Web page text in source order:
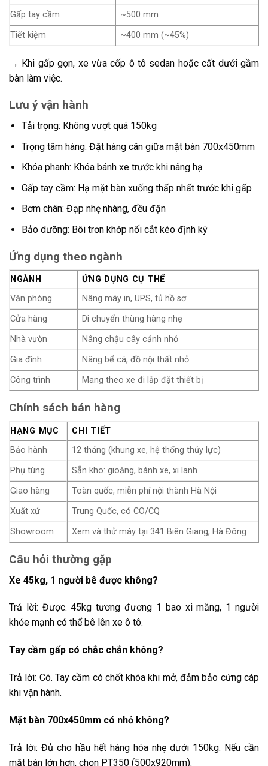
Gấp tay cầm
~500 mm
Tiết kiệm
~400 mm (~45%)
→ Khi gấp gọn, xe vừa cốp ô tô sedan hoặc cất dưới gầm
bàn làm việc.
Lưu ý vận hành
Tải trọng: Không vượt quá 150kg
Trọng tâm hàng: Đặt hàng cân giữa mặt bàn 700x450mm
Khóa phanh: Khóa bánh xe trước khi nâng hạ
Gấp tay cầm: Hạ mặt bàn xuống thấp nhất trước khi gấp
Bơm chân: Đạp nhẹ nhàng, đều đặn
Bảo dưỡng: Bôi trơn khớp nối cắt kéo định kỳ
Ứng dụng theo ngành
NGÀNH
ỨNG DỤNG CỤ THỂ
Văn phòng
Nâng máy in, UPS, tủ hồ sơ
Cửa hàng
Di chuyển thùng hàng nhẹ
Nhà vườn
Nâng chậu cây cảnh nhỏ
Gia đình
Nâng bể cá, đồ nội thất nhỏ
Công trình
Mang theo xe đi lắp đặt thiết bị
Chính sách bán hàng
HẠNG MỤC
CHI TIẾT
Bảo hành
12 tháng (khung xe, hệ thống thủy lực)
Phụ tùng
Sẵn kho: gioăng, bánh xe, xi lanh
Giao hàng
Toàn quốc, miễn phí nội thành Hà Nội
Xuất xứ
Trung Quốc, có CO/CQ
Showroom
Xem và thử máy tại 341 Biên Giang, Hà Đông
Câu hỏi thường gặp
Xe 45kg, 1 người bê được không?
Trả lời: Được. 45kg tương đương 1 bao xi măng, 1 người
khỏe mạnh có thể bê lên xe ô tô.
Tay cầm gấp có chắc chắn không?
Trả lời: Có. Tay cầm có chốt khóa khi mở, đảm bảo cứng cáp
khi vận hành.
Mặt bàn 700x450mm có nhỏ không?
Trả lời: Đủ cho hầu hết hàng hóa nhẹ dưới 150kg. Nếu cần
mặt bàn lớn hơn, chọn PT350 (500x920mm).